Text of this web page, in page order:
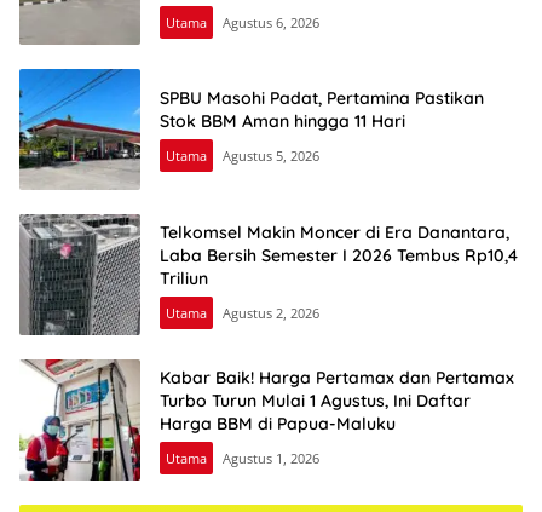
Utama Agustus 6, 2026
SPBU Masohi Padat, Pertamina Pastikan
Stok BBM Aman hingga 11 Hari
Utama Agustus 5, 2026
Telkomsel Makin Moncer di Era Danantara,
Laba Bersih Semester I 2026 Tembus Rp10,4
Triliun
Utama Agustus 2, 2026
Kabar Baik! Harga Pertamax dan Pertamax
Turbo Turun Mulai 1 Agustus, Ini Daftar
Harga BBM di Papua-Maluku
Utama Agustus 1, 2026